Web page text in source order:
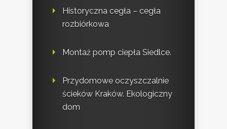
Historyczna cegła – cegła
rozbiórkowa
Montaż pomp ciepła Siedlce.
Przydomowe oczyszczalnie
ścieków Kraków. Ekologiczny
dom